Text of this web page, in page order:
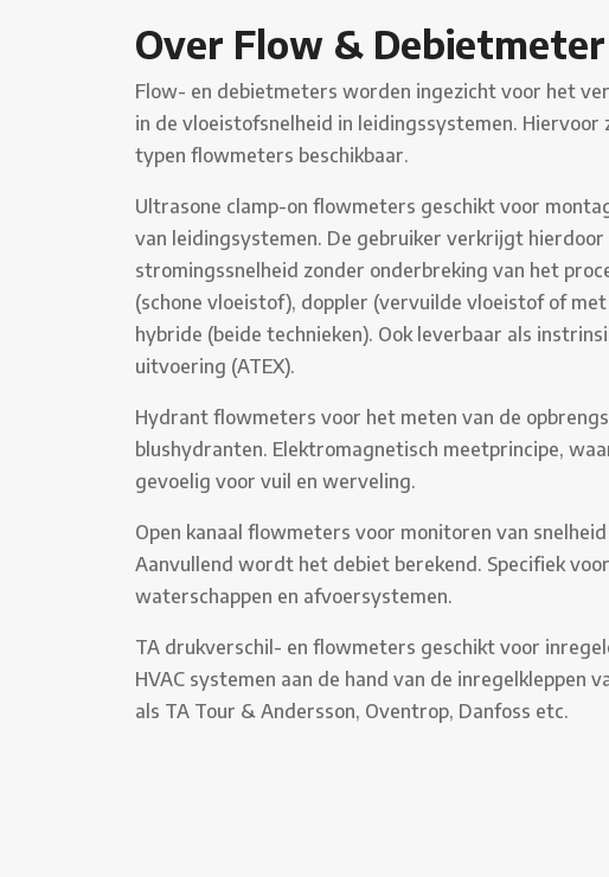
Over Flow &
Flow- en debietmeters worden ingezicht voor het
in de vloeistofsnelheid in leidingssystemen. Hiervoor
typen flowmeters beschikbaar.
Ultrasone clamp-on flowmeters geschikt voor
van leidingsystemen. De gebruiker verkrijgt hierdoor
stromingssnelheid zonder onderbreking van het
(schone vloeistof), doppler (vervuilde vloeistof of
hybride (beide technieken). Ook leverbaar als
uitvoering (ATEX).
Hydrant flowmeters voor het meten van de
blushydranten. Elektromagnetisch meetprincipe,
gevoelig voor vuil en werveling.
Open kanaal flowmeters voor monitoren van
Aanvullend wordt het debiet berekend. Specifiek
waterschappen en afvoersystemen.
TA drukverschil- en flowmeters geschikt voor
HVAC systemen aan de hand van de inregelkleppen
als TA Tour & Andersson, Oventrop, Danfoss etc.